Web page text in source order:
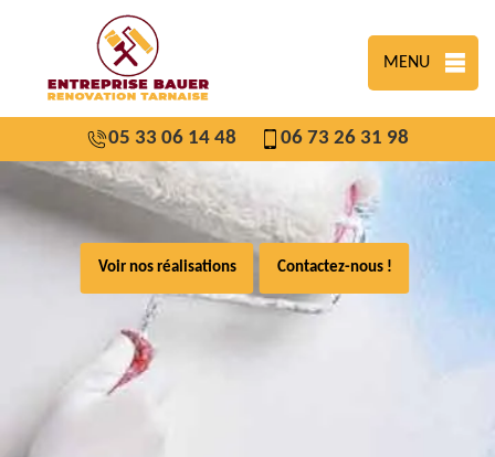
MENU
05 33 06 14 48 06 73 26 31 98
Voir nos réalisations Contactez-nous !